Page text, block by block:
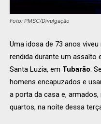
Foto: PMSC/Divulgação
Uma idosa de 73 anos
rendida durante um assalto
Santa Luzia, em Tubarão .
homens encapuzados e
a porta da casa e,
quartos, na noite dessa